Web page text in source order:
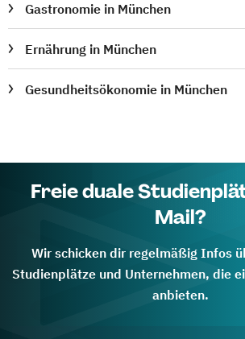
Gastronomie in München
Ernährung in München
Gesundheitsökonomie in München
Freie duale
Mail?
Wir schicken dir regelmäßig Infos
Studienplätze und Unternehmen, die
anbieten.